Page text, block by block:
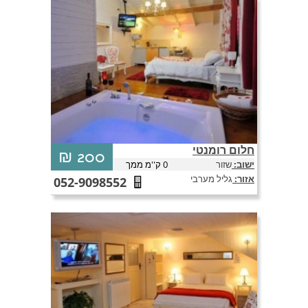
חלום רומנטי
0 ק''מ ממך
052-9098552
ישוב:שזור 200 ₪
חלום רומנטי צימרים בשזור לפי שעה - צימרים רומנטיים
לזוגות במושב שזור מזמינים אתכם להגשים חלום
רומנטי... הכנסו עכשיו והזמינו!
אזור: גליל מערבי